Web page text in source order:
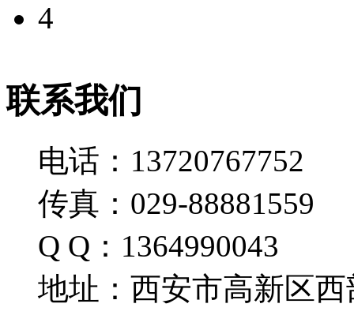
4
联系我们
电话：13720767752
传真：029-88881559
Q Q：1364990043
地址：西安市高新区西